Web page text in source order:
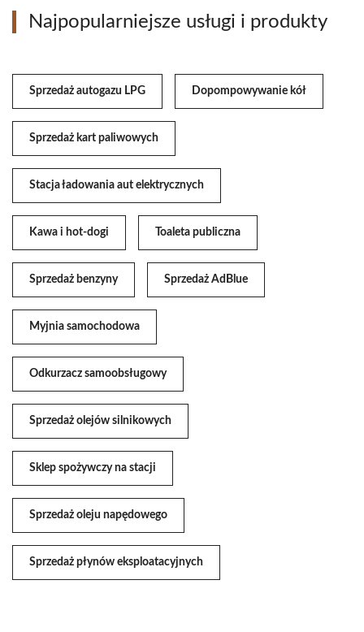
Najpopularniejsze usługi i produkty
Sprzedaż autogazu LPG Dopompowywanie kół
Sprzedaż kart paliwowych
Stacja ładowania aut elektrycznych
Kawa i hot-dogi Toaleta publiczna
Sprzedaż benzyny Sprzedaż AdBlue
Myjnia samochodowa
Odkurzacz samoobsługowy
Sprzedaż olejów silnikowych
Sklep spożywczy na stacji
Sprzedaż oleju napędowego
Sprzedaż płynów eksploatacyjnych